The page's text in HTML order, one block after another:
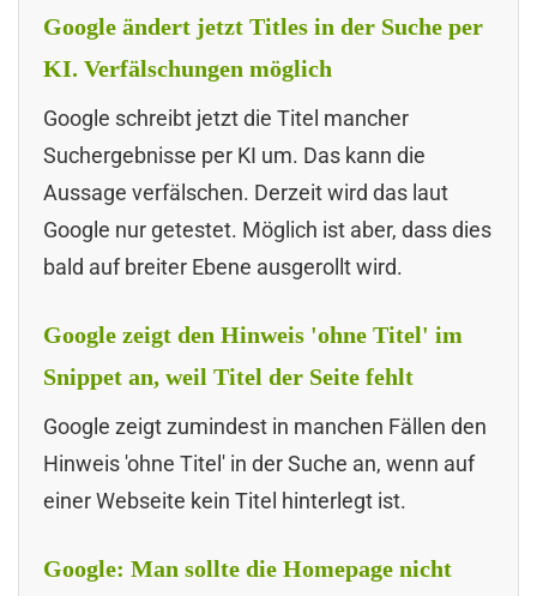
Google ändert jetzt Titles in der Suche per
KI. Verfälschungen möglich
Google schreibt jetzt die Titel mancher
Suchergebnisse per KI um. Das kann die
Aussage verfälschen. Derzeit wird das laut
Google nur getestet. Möglich ist aber, dass dies
bald auf breiter Ebene ausgerollt wird.
Google zeigt den Hinweis 'ohne Titel' im
Snippet an, weil Titel der Seite fehlt
Google zeigt zumindest in manchen Fällen den
Hinweis 'ohne Titel' in der Suche an, wenn auf
einer Webseite kein Titel hinterlegt ist.
Google: Man sollte die Homepage nicht